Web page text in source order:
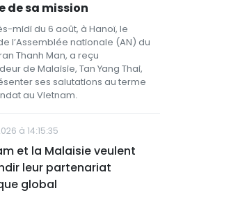
de sa mission
midi du 6 août, à Hanoï, le
l’Assemblée nationale (AN) du
Thanh Man, a reçu
de Malaisie, Tan Yang Thai,
ses salutations au terme
au Vietnam.
à 14:15:35
et la Malaisie veulent
leur partenariat
global